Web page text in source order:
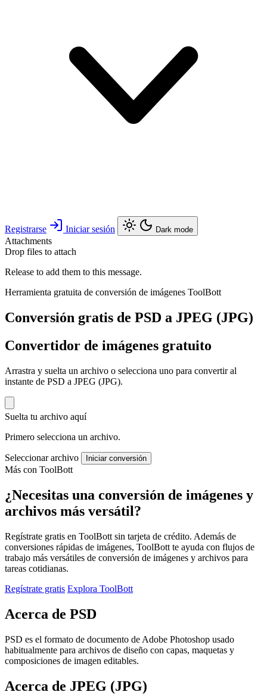
Registrarse Iniciar sesión Dark mode
Attachments
Drop files to attach
Release to add them to this message.
Herramienta gratuita de conversión de imágenes ToolBott
Conversión gratis de PSD a JPEG (JPG)
Convertidor de imágenes gratuito
Arrastra y suelta un archivo o selecciona uno para convertir al
instante de PSD a JPEG (JPG).
Suelta tu archivo aquí
Primero selecciona un archivo.
Seleccionar archivo Iniciar conversión
Más con ToolBott
¿Necesitas una conversión de imágenes y
archivos más versátil?
Regístrate gratis en ToolBott sin tarjeta de crédito. Además de
conversiones rápidas de imágenes, ToolBott te ayuda con flujos de
trabajo más versátiles de conversión de imágenes y archivos para
tareas cotidianas.
Regístrate gratis Explora ToolBott
Acerca de PSD
PSD es el formato de documento de Adobe Photoshop usado
habitualmente para archivos de diseño con capas, maquetas y
composiciones de imagen editables.
Acerca de JPEG (JPG)